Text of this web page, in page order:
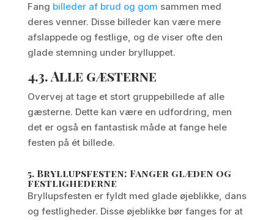
Fang billeder af brud og gom sammen med
deres venner. Disse billeder kan være mere
afslappede og festlige, og de viser ofte den
glade stemning under brylluppet.
4.3.Alle gæsterne
Overvej at tage et stort gruppebillede af alle
gæsterne. Dette kan være en udfordring, men
det er også en fantastisk måde at fange hele
festen på ét billede.
5. Bryllupsfesten: Fanger glæden og
festlighederne
Bryllupsfesten er fyldt med glade øjeblikke, dans
og festligheder. Disse øjeblikke bør fanges for at